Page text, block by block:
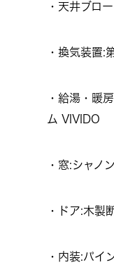
・天井ブロ
・換気装置:
・給湯・暖
ム VIVIDO
・窓:シャノ
・ドア:木製
・内装:パイ